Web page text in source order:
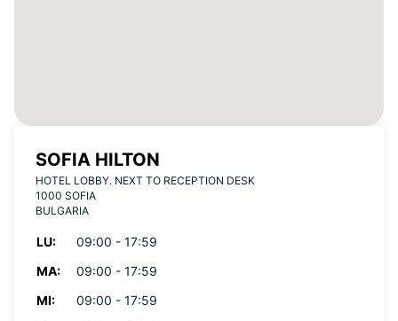
SOFIA HILTON
HOTEL LOBBY. NEXT TO RECEPTION DESK
1000 SOFIA
BULGARIA
LU:
09:00 - 17:59
MA:
09:00 - 17:59
MI:
09:00 - 17:59